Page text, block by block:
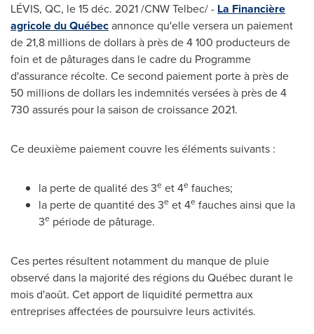
LÉVIS, QC, le 15 déc. 2021 /CNW Telbec/ - La Financière
agricole du Québecannonce qu'elle versera un paiement
de 21,8 millions de dollars à près de 4 100 producteurs de
foin et de pâturages dans le cadre du Programme
d'assurance récolte. Ce second paiement porte à près de
50 millions de dollars les indemnités versées à près de 4
730 assurés pour la saison de croissance 2021.
Ce deuxième paiement couvre les éléments suivants :
la perte de qualité des 3e et 4e fauches;
la perte de quantité des 3e et 4e fauches ainsi que la
3e période de pâturage.
Ces pertes résultent notamment du manque de pluie
observé dans la majorité des régions du Québec durant le
mois d'août. Cet apport de liquidité permettra aux
entreprises affectées de poursuivre leurs activités.